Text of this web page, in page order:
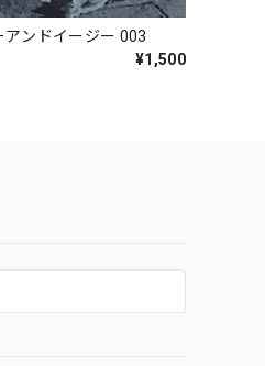
アンドイージー 003
¥1,500